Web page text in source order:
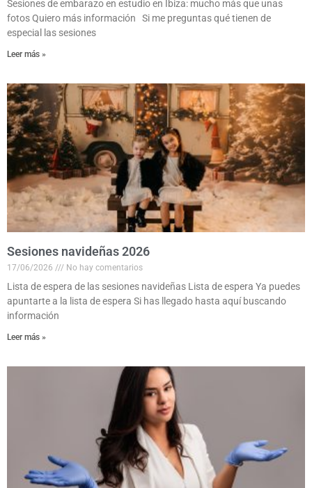
Sesiones de embarazo en estudio en Ibiza: mucho más que unas
fotos Quiero más información Si me preguntas qué tienen de
especial las sesiones
Leer más »
Sesiones navideñas 2026
17/06/2026 No hay comentarios
Lista de espera de las sesiones navideñas Lista de espera Ya puedes
apuntarte a la lista de espera Si has llegado hasta aquí buscando
información
Leer más »